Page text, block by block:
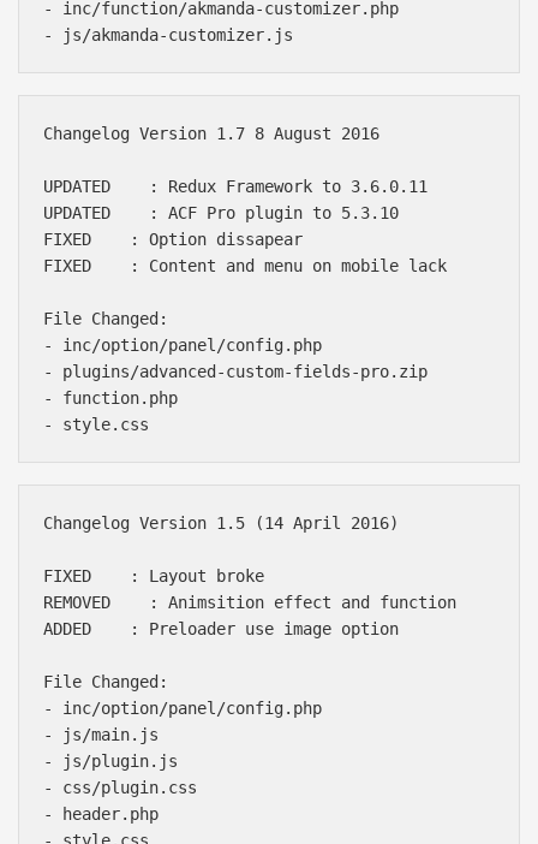
- inc/function/akmanda-customizer.php
Changelog Version 1.7 8 August 2016
UPDATED    : Redux Framework to 3.6.0.11
UPDATED    : ACF Pro plugin to 5.3.10
FIXED    : Option dissapear
FIXED    : Content and menu on mobile lack
File Changed:
- inc/option/panel/config.php
- plugins/advanced-custom-fields-pro.zip
- function.php
Changelog Version 1.5 (14 April 2016)
FIXED    : Layout broke
REMOVED    : Animsition effect and function
ADDED    : Preloader use image option
File Changed:
- inc/option/panel/config.php
- js/main.js
- js/plugin.js
- css/plugin.css
- header.php